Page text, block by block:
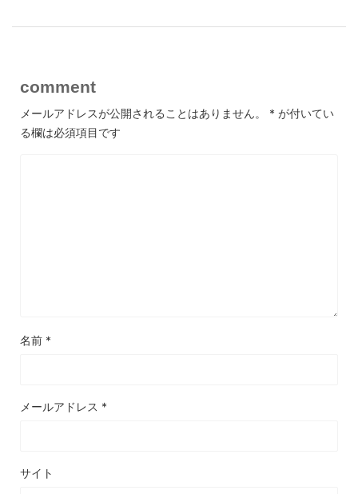
comment
メールアドレスが公開されることはありません。 * が付いてい
る欄は必須項目です
名前 *
メールアドレス *
サイト